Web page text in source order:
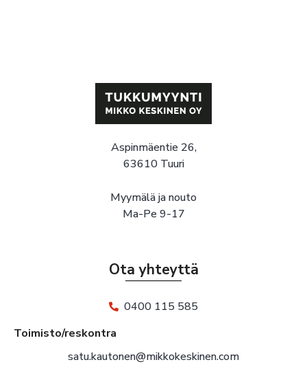
Aspinmäentie 26,
63610 Tuuri
Myymälä ja nouto
Ma-Pe 9-17
Ota yhteyttä
0400 115 585
Toimisto/reskontra
satu.kautonen@mikkokeskinen.com